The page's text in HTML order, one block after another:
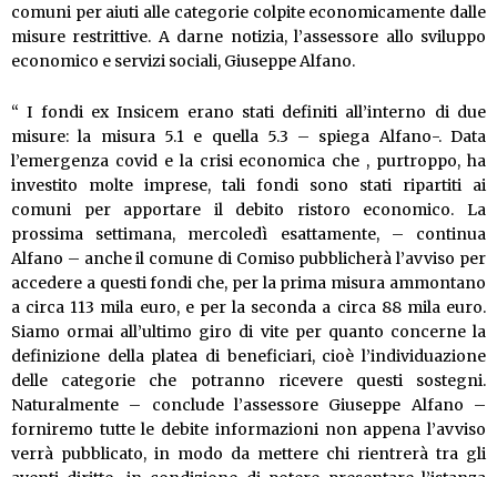
comuni per aiuti alle categorie colpite economicamente dalle
misure restrittive. A darne notizia, l’assessore allo sviluppo
economico e servizi sociali, Giuseppe Alfano.
“ I fondi ex Insicem erano stati definiti all’interno di due
misure: la misura 5.1 e quella 5.3 – spiega Alfano-. Data
l’emergenza covid e la crisi economica che , purtroppo, ha
investito molte imprese, tali fondi sono stati ripartiti ai
comuni per apportare il debito ristoro economico. La
prossima settimana, mercoledì esattamente, – continua
Alfano – anche il comune di Comiso pubblicherà l’avviso per
accedere a questi fondi che, per la prima misura ammontano
a circa 113 mila euro, e per la seconda a circa 88 mila euro.
Siamo ormai all’ultimo giro di vite per quanto concerne la
definizione della platea di beneficiari, cioè l’individuazione
delle categorie che potranno ricevere questi sostegni.
Naturalmente – conclude l’assessore Giuseppe Alfano –
forniremo tutte le debite informazioni non appena l’avviso
verrà pubblicato, in modo da mettere chi rientrerà tra gli